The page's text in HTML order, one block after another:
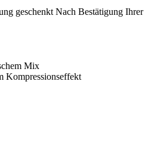
geschenkt Nach Bestätigung Ihrer
Mix
Kompressionseffekt